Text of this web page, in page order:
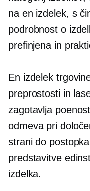
na en izdelek, s
podrobnost o
prefinjena in
En izdelek
preprostosti in
zagotavlja
odmeva pri
strani do
predstavitve
izdelka.